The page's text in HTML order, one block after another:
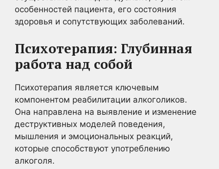
особенностей пациента, его состояния
здоровья и сопутствующих заболеваний.
Психотерапия: Глубинная
работа над собой
Психотерапия является ключевым
компонентом реабилитации алкоголиков.
Она направлена на выявление и изменение
деструктивных моделей поведения,
мышления и эмоциональных реакций,
которые способствуют употреблению
алкоголя.